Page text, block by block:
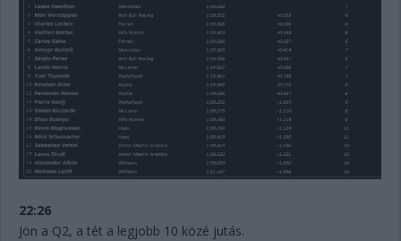
22:26
Jön a Q2, a tét a legjobb 10 közé jutás.